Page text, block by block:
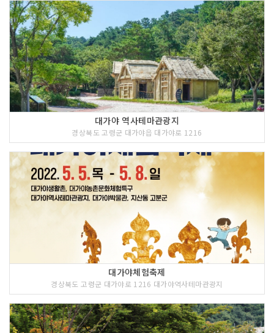
대가야 역사테마관광지
경상북도 고령군 대가야읍 대가야로 1216
대가야체험축제
경상북도 고령군 대가야로 1216 대가야역사테마관광지